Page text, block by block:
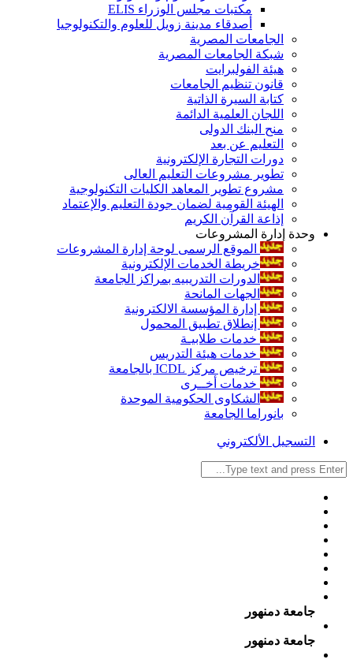
مكتبات مجلس الوزراء ELIS
أصدقاء مدينة زويل للعلوم والتكنولوجيا
الجامعات المصرية
شبكة الجامعات المصرية
هيئة الفولبرايت
قانون تنظيم الجامعات
كتابة السيرة الذاتية
اللجان العلمية الدائمة
منح البنك الدولى
التعليم عن بعد
دورات التجارة الإلكترونية
تطوير مشروعات التعليم العالى
مشروع تطوير المعاهد الكليات التكنولوجية
الهيئة القومية لضمان جودة التعليم والإعتماد
إذاعة القرآن الكريم
وحدة إدارة المشروعات
الموقع الرسمى لوحة إدارة المشروعات
خريطة الخدمات الإلكترونية
الدورات التدريبيه بمراكز الجامعة
الجهات المانحة
إدارة المؤسسة الالكترونية
إنطلاق تطبيق المحمول
خدمات طلابيـة
خدمات هيئة التدريس
ترخيص مركز ICDL بالجامعة
خدمات أخــرى
الشكاوى الحكومية الموحدة
بانوراما الجامعة
التسجيل الألكتروني
جامعة دمنهور
جامعة دمنهور